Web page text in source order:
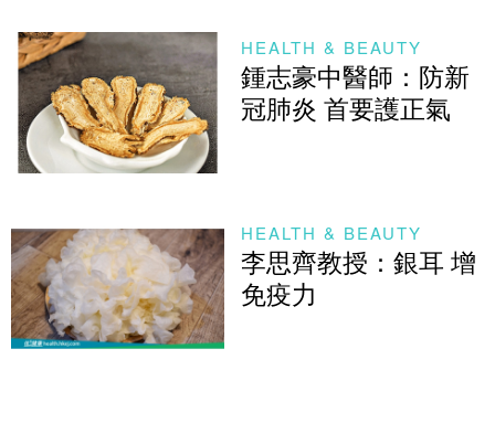
HEALTH & BEAUTY
鍾志豪中醫師：防新
冠肺炎 首要護正氣
HEALTH & BEAUTY
李思齊教授：銀耳 增
免疫力